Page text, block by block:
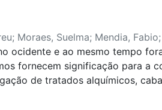
; Moraes, Suelma; Mendia, Fabio
ocidente e ao mesmo tempo
fornecem significação para a
de tratados alquímicos,
maneira, temos aqui uma